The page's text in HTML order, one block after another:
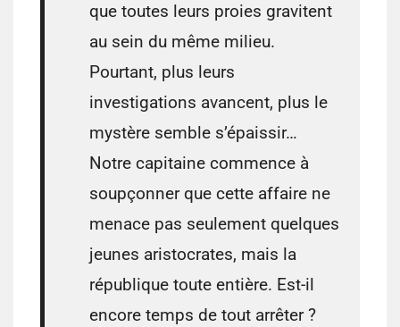
que toutes leurs proies gravitent
au sein du même milieu.
Pourtant, plus leurs
investigations avancent, plus le
mystère semble s’épaissir…
Notre capitaine commence à
soupçonner que cette affaire ne
menace pas seulement quelques
jeunes aristocrates, mais la
république toute entière. Est-il
encore temps de tout arrêter ?